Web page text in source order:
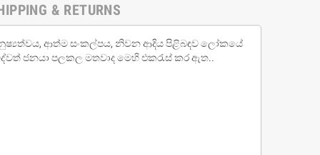
& RETURNS
ආත්ම සංකල්පය, නිවන ආදිය පිළිබඳව ලෝකයේ
ජනයා පලකල මතවාද මෙහි එකරැස් කර ඇත..